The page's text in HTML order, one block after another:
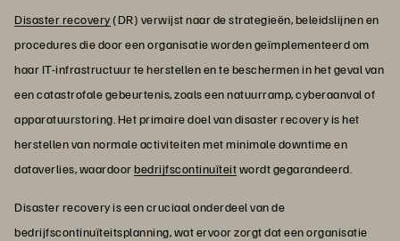
Disaster recovery(DR) verwijst naar de strategieën, beleidslijnen en
procedures die door een organisatie worden geïmplementeerd om
haar IT-infrastructuur te herstellen en te beschermen in het geval van
een catastrofale gebeurtenis, zoals een natuurramp, cyberaanval of
apparatuurstoring. Het primaire doel van disaster recovery is het
herstellen van normale activiteiten met minimale downtime en
dataverlies, waardoorbedrijfscontinuïteitwordt gegarandeerd.
Disaster recovery is een cruciaal onderdeel van de
bedrijfscontinuïteitsplanning, wat ervoor zorgt dat een organisatie